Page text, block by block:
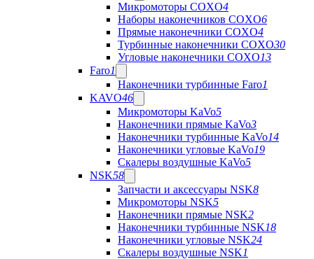
Микромоторы COXO4
Наборы наконечников COXO6
Прямые наконечники COXO4
Турбинные наконечники COXO30
Угловые наконечники COXO13
Faro1
Наконечники турбинные Faro1
KAVO46
Микромоторы KaVo5
Наконечники прямые KaVo3
Наконечники турбинные KaVo14
Наконечники угловые KaVo19
Скалеры воздушные KaVo5
NSK58
Запчасти и аксессуары NSK8
Микромоторы NSK5
Наконечники прямые NSK2
Наконечники турбинные NSK18
Наконечники угловые NSK24
Скалеры воздушные NSK1